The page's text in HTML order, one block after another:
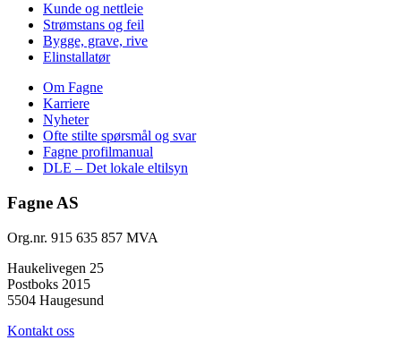
Kunde og nettleie
Strømstans og feil
Bygge, grave, rive
Elinstallatør
Om Fagne
Karriere
Nyheter
Ofte stilte spørsmål og svar
Fagne profilmanual
DLE – Det lokale eltilsyn
Fagne AS
Org.nr. 915 635 857 MVA
Haukelivegen 25
Postboks 2015
5504 Haugesund
Kontakt oss